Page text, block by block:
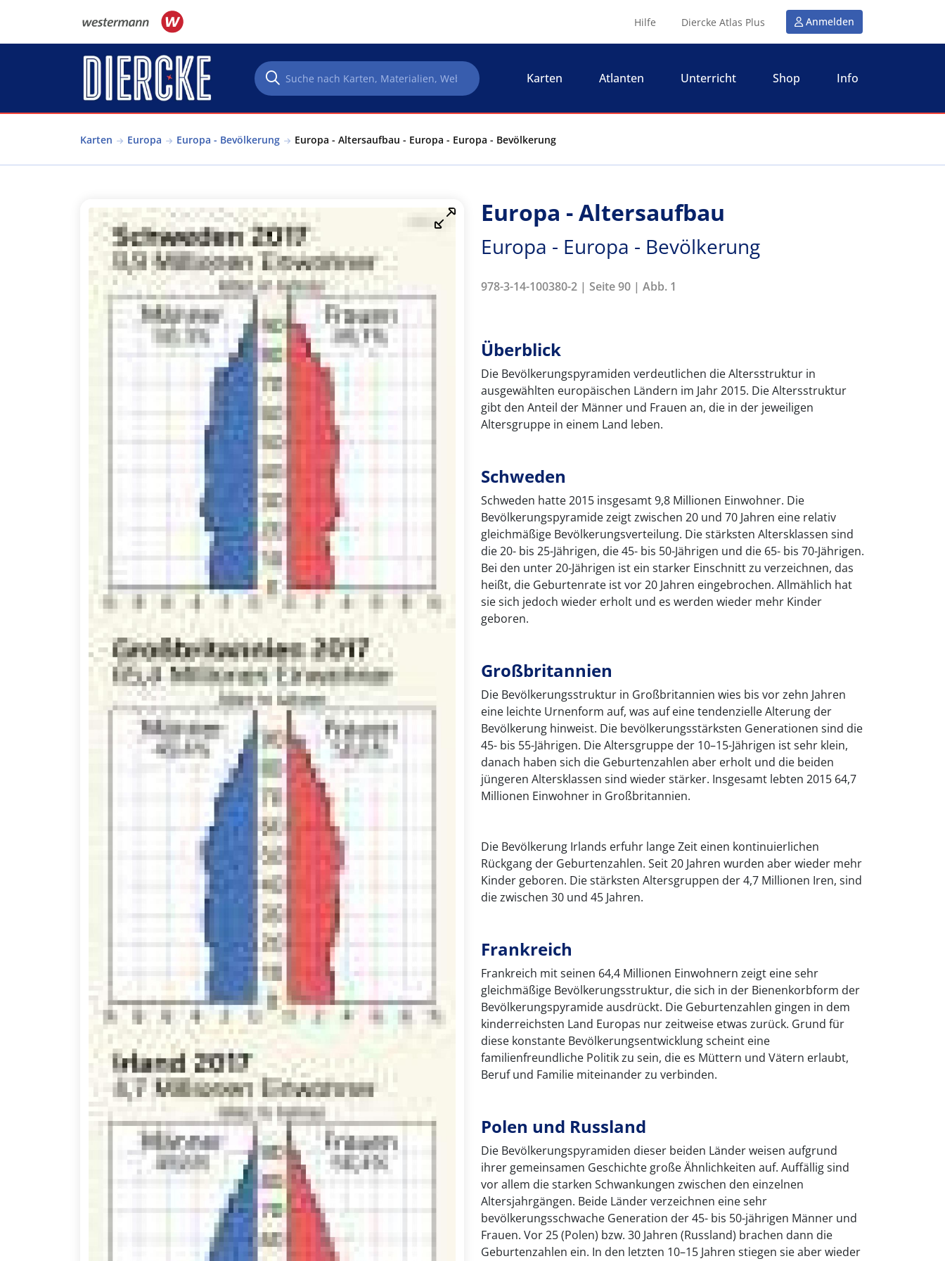
Hilfe Diercke Atlas Plus Anmelden
Karten Atlanten Unterricht Shop Info
Karten Europa Europa - Bevölkerung Europa - Altersaufbau - Europa - Europa - Bevölkerung
Europa - Altersaufbau
Europa - Europa - Bevölkerung
978-3-14-100380-2 | Seite 90 | Abb. 1
Überblick
Die Bevölkerungspyramiden verdeutlichen die Altersstruktur in
ausgewählten europäischen Ländern im Jahr 2015. Die Altersstruktur
gibt den Anteil der Männer und Frauen an, die in der jeweiligen
Altersgruppe in einem Land leben.
Schweden
Schweden hatte 2015 insgesamt 9,8 Millionen Einwohner. Die
Bevölkerungspyramide zeigt zwischen 20 und 70 Jahren eine relativ
gleichmäßige Bevölkerungsverteilung. Die stärksten Altersklassen sind
die 20- bis 25-Jährigen, die 45- bis 50-Jährigen und die 65- bis 70-Jährigen.
Bei den unter 20-Jährigen ist ein starker Einschnitt zu verzeichnen, das
heißt, die Geburtenrate ist vor 20 Jahren eingebrochen. Allmählich hat
sie sich jedoch wieder erholt und es werden wieder mehr Kinder
geboren.
Großbritannien
Die Bevölkerungsstruktur in Großbritannien wies bis vor zehn Jahren
eine leichte Urnenform auf, was auf eine tendenzielle Alterung der
Bevölkerung hinweist. Die bevölkerungsstärksten Generationen sind die
45- bis 55-Jährigen. Die Altersgruppe der 10–15-Jährigen ist sehr klein,
danach haben sich die Geburtenzahlen aber erholt und die beiden
jüngeren Altersklassen sind wieder stärker. Insgesamt lebten 2015 64,7
Millionen Einwohner in Großbritannien.
Die Bevölkerung Irlands erfuhr lange Zeit einen kontinuierlichen
Rückgang der Geburtenzahlen. Seit 20 Jahren wurden aber wieder mehr
Kinder geboren. Die stärksten Altersgruppen der 4,7 Millionen Iren, sind
die zwischen 30 und 45 Jahren.
Frankreich
Frankreich mit seinen 64,4 Millionen Einwohnern zeigt eine sehr
gleichmäßige Bevölkerungsstruktur, die sich in der Bienenkorbform der
Bevölkerungspyramide ausdrückt. Die Geburtenzahlen gingen in dem
kinderreichsten Land Europas nur zeitweise etwas zurück. Grund für
diese konstante Bevölkerungsentwicklung scheint eine
familienfreundliche Politik zu sein, die es Müttern und Vätern erlaubt,
Beruf und Familie miteinander zu verbinden.
Polen und Russland
Die Bevölkerungspyramiden dieser beiden Länder weisen aufgrund
ihrer gemeinsamen Geschichte große Ähnlichkeiten auf. Auffällig sind
vor allem die starken Schwankungen zwischen den einzelnen
Altersjahrgängen. Beide Länder verzeichnen eine sehr
bevölkerungsschwache Generation der 45- bis 50-jährigen Männer und
Frauen. Vor 25 (Polen) bzw. 30 Jahren (Russland) brachen dann die
Geburtenzahlen ein. In den letzten 10–15 Jahren stiegen sie aber wieder